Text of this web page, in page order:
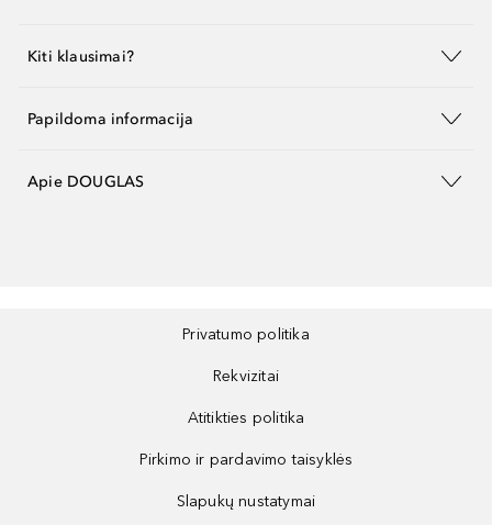
Kiti klausimai?
Papildoma informacija
Apie DOUGLAS
Privatumo politika
Rekvizitai
Atitikties politika
Pirkimo ir pardavimo taisyklės
Slapukų nustatymai